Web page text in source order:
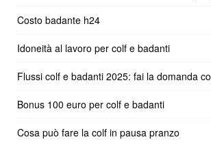
Costo badante h24
Idoneità al lavoro per colf e badanti
Flussi colf e badanti 2025: fai la domanda
Bonus 100 euro per colf e badanti
Cosa può fare la colf in pausa pranzo